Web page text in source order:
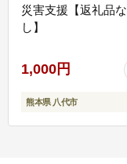
災害支援【返礼品な
し】
1,000円
熊本県 八代市